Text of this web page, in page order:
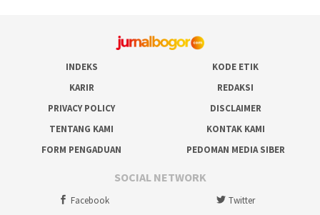
INDEKS
KODE ETIK
KARIR
REDAKSI
PRIVACY POLICY
DISCLAIMER
TENTANG KAMI
KONTAK KAMI
FORM PENGADUAN
PEDOMAN MEDIA SIBER
SOCIAL NETWORK
Facebook Twitter